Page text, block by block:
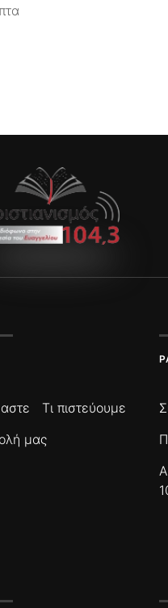
Τι πιστεύουμε
μας